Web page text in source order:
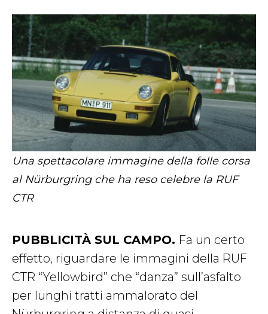
Una spettacolare immagine della folle corsa
al Nürburgring che ha reso celebre la RUF
CTR
PUBBLICITÀ SUL CAMPO. Fa un certo
effetto, riguardare le immagini della RUF
CTR “Yellowbird” che “danza” sull’asfalto
per lunghi tratti ammalorato del